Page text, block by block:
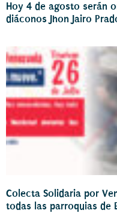
Hoy 4 de agosto serán
diáconos Jhon Jairo
Colecta Solidaria por
todas las parroquias de